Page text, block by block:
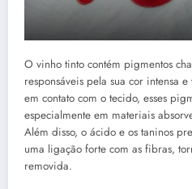
O vinho tinto contém pigmentos
responsáveis pela sua cor intensa
em contato com o tecido, esses
especialmente em materiais
Além disso, o ácido e os taninos
uma ligação forte com as fibras,
removida.